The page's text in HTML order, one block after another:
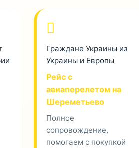
Граждане Украины из
Украины и Европы
Рейс с
авиаперелетом на
Шереметьево
Полное
сопровождение,
помогаем с покупкой